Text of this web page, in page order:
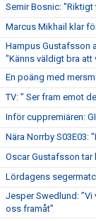
Semir Bosnic:
Marcus Mikhail klar
Hampus Gustafsson
"Känns väldigt bra att
En poäng med
TV: " Ser fram emot
Inför cuppremiären:
Nära Norrby S03E03:
Oscar Gustafsson
Lördagens
Jesper Swedlund: ”Vi
oss framåt”